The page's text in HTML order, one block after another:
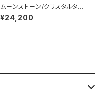
ムーンストーン/クリスタルタブ
レットリング RG21-155
¥24,200